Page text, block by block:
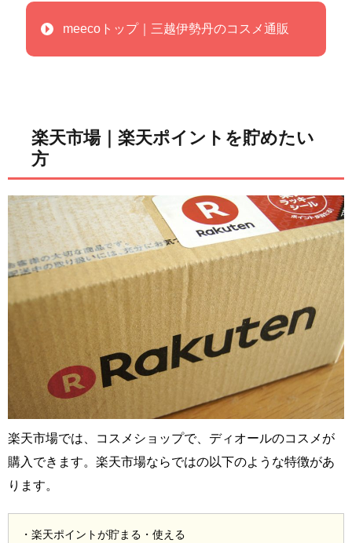
meecoトップ｜三越伊勢丹のコスメ通販
楽天市場｜楽天ポイントを貯めたい
方
楽天市場では、コスメショップで、ディオールのコスメが
購入できます。楽天市場ならではの以下のような特徴があ
ります。
・楽天ポイントが貯まる・使える